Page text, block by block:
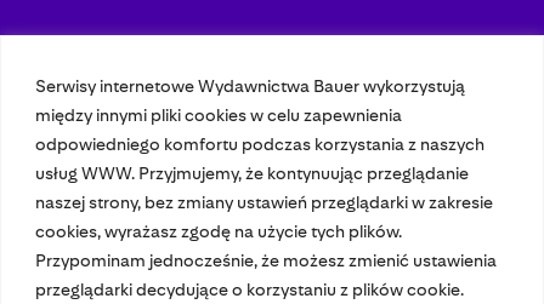
Serwisy internetowe Wydawnictwa Bauer wykorzystują
między innymi pliki cookies w celu zapewnienia
odpowiedniego komfortu podczas korzystania z naszych
usług WWW. Przyjmujemy, że kontynuując przeglądanie
naszej strony, bez zmiany ustawień przeglądarki w zakresie
cookies, wyrażasz zgodę na użycie tych plików.
Przypominam jednocześnie, że możesz zmienić ustawienia
przeglądarki decydujące o korzystaniu z plików cookie.
Nasze czasopisma
Nasze strony
© 2023 Bauer Media Group, All Rights Reserved.
Polityka prywatnościDane osoboweWydawca EMFASpeak Up